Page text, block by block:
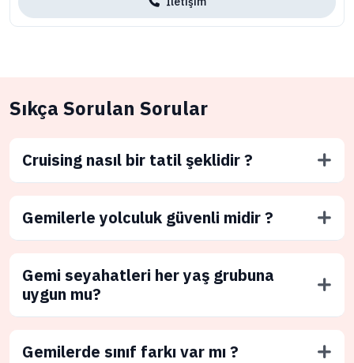
Sıkça Sorulan Sorular
Cruising nasıl bir tatil şeklidir ?
Gemilerle yolculuk güvenli midir ?
Gemi seyahatleri her yaş grubuna
uygun mu?
Gemilerde sınıf farkı var mı ?